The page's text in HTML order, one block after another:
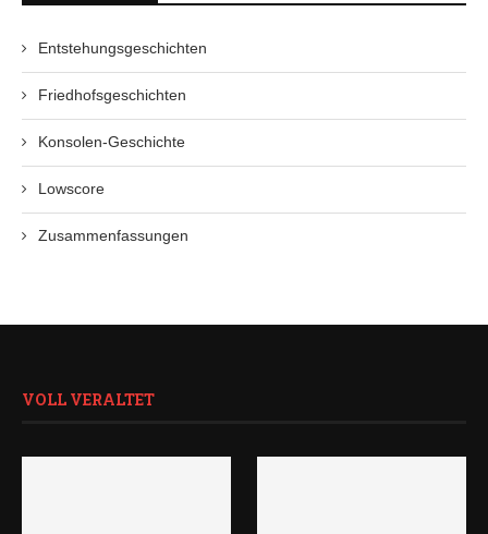
Entstehungsgeschichten
Friedhofsgeschichten
Konsolen-Geschichte
Lowscore
Zusammenfassungen
VOLL VERALTET